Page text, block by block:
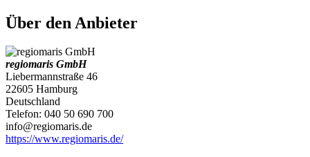
Über den Anbieter
regiomaris GmbH
Liebermannstraße 46
22605 Hamburg
Deutschland
Telefon: 040 50 690 700
info@regiomaris.de
https://www.regiomaris.de/